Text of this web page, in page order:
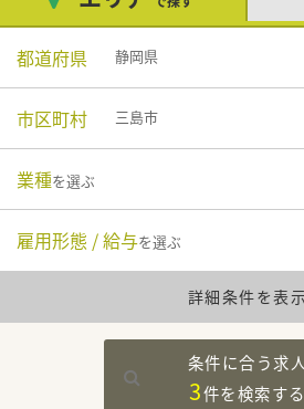
都道府県 静岡県
市区町村 三島市
業種を選ぶ
雇用形態 / 給与を選ぶ
詳細条件を表
条件に合う求
3件を検索する